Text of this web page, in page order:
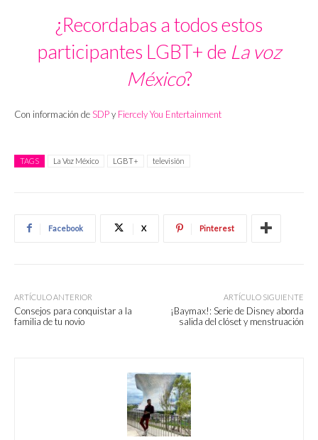
¿Recordabas a todos estos
participantes LGBT+ de La voz
México?
Con información deSDPy Fiercely You Entertainment
TAGS La Voz México LGBT+ televisión
Facebook X Pinterest
ARTÍCULO ANTERIOR
Consejos para conquistar a la
familia de tu novio
ARTÍCULO SIGUIENTE
¡Baymax!: Serie de Disney aborda
salida del clóset y menstruación